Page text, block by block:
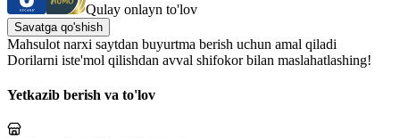
Qulay onlayn to'lov
Savatga qo'shish
Mahsulot narxi saytdan buyurtma berish uchun amal qiladi
Dorilarni iste'mol qilishdan avval shifokor bilan maslahatlashing!
Yetkazib berish va to'lov